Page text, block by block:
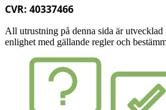
CVR: 40337466
All utrustning på denna sida är
enlighet med gällande regler och